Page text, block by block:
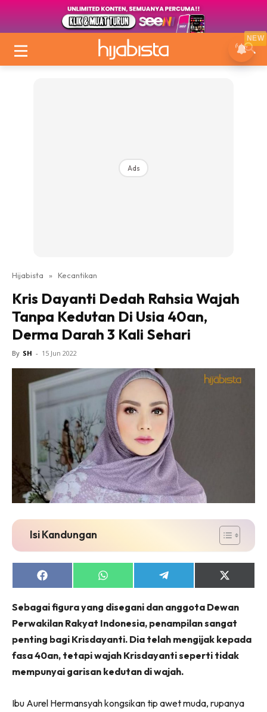
Ads
Hijabista » Kecantikan
Kris Dayanti Dedah Rahsia Wajah
Tanpa Kedutan Di Usia 40an,
Derma Darah 3 Kali Sehari
By SH - 15 Jun 2022
Isi Kandungan
Share
on
Share
on
Share
on
Share
on
(Twitter)
Sebagai figura yang disegani dan anggota Dewan
Perwakilan Rakyat Indonesia, penampilan sangat
penting bagi Krisdayanti. Dia telah mengijak kepada
fasa 40an, tetapi wajah Krisdayanti seperti tidak
mempunyai garisan kedutan di wajah.
Ibu Aurel Hermansyah kongsikan tip awet muda, rupanya
NEW